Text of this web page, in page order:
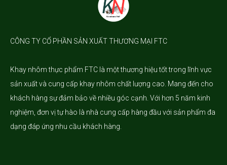
CÔNG TY CỔ PHẦN SẢN XUẤT THƯƠNG MẠI FTC
Khay nhômthực phẩm FTC là một thương hiệu tốt trong lĩnh vực
sản xuất và cung cấp khay nhôm chất lượng cao. Mang đến cho
khách hàng sự đảm bảo về nhiều góc cạnh. Với hơn 5 năm kinh
nghiệm, đơn vị tự hào là nhà cung cấp hàng đầu với sản phẩm đa
dạng đáp ứng nhu cầu khách hàng.